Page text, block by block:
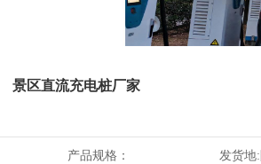
景区直流充电桩厂家
产品规格： 发货地: